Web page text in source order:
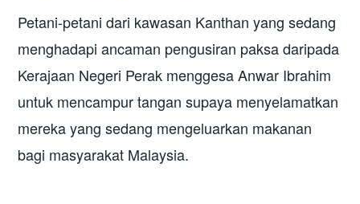
Petani-petani dari kawasan Kanthan yang sedang
menghadapi ancaman pengusiran paksa daripada
Kerajaan Negeri Perak menggesa Anwar Ibrahim
untuk mencampur tangan supaya menyelamatkan
mereka yang sedang mengeluarkan makanan
bagi masyarakat Malaysia.